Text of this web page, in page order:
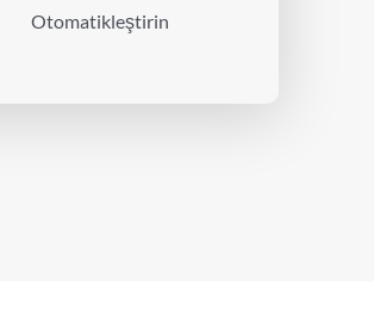
Otomatikleştirin